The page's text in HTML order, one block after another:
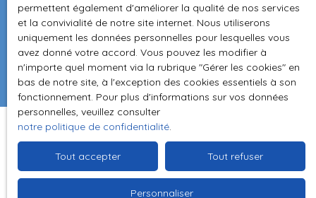
Rejoignez-nous sur
F|
permettent également d'améliorer la qualité de nos services
et la convivialité de notre site internet. Nous utiliserons
uniquement les données personnelles pour lesquelles vous
avez donné votre accord. Vous pouvez les modifier à
n'importe quel moment via la rubrique ″Gérer les cookies″ en
bas de notre site, à l'exception des cookies essentiels à son
fonctionnement. Pour plus d'informations sur vos données
personnelles, veuillez consulter
notre politique de confidentialité.
Tout accepter Tout refuser
Personnaliser